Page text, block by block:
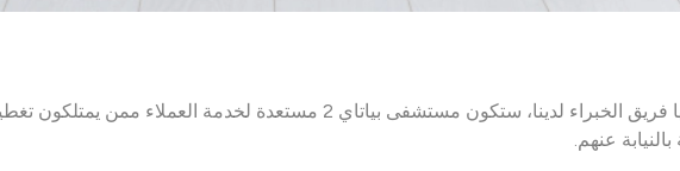
بالإضافة إلى الرعاية الممتدة التي يقدمها فريق الخبراء لدينا، ستكون
عنهم.